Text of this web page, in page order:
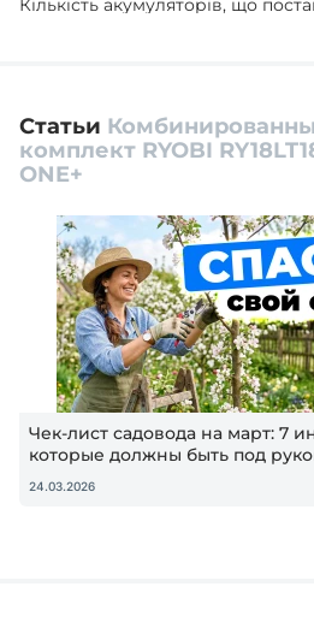
Кількість акумуляторів, що
Статьи
комплект RYOBI
ONE+
Чек-лист садовода на март: 7
которые должны быть под
24.03.2026